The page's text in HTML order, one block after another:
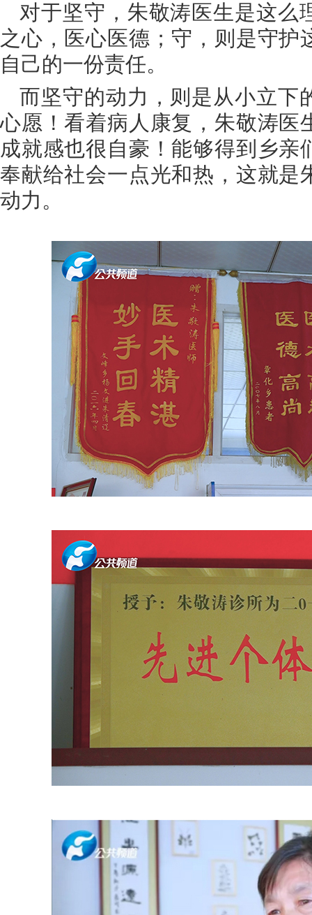
对于坚守，朱敬涛医生是这么
之心，医心医德；守，则是守护
自己的一份责任。
而坚守的动力，则是从小立下
心愿！看着病人康复，朱敬涛医
成就感也很自豪！能够得到乡亲
奉献给社会一点光和热，这就是
动力。